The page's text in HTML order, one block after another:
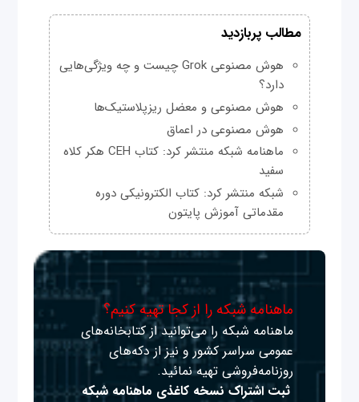
مطالب پربازدید
هوش مصنوعی Grok چیست و چه ویژگی‌هایی
دارد؟
هوش مصنوعی و معضل ریزپلاستیک‌ها
هوش مصنوعی در اعماق
ماهنامه شبکه منتشر کرد: کتاب CEH هکر کلاه
سفید
شبکه منتشر کرد: کتاب الکترونیکی دوره
مقدماتی آموزش پایتون
ماهنامه شبکه را از کجا تهیه کنیم؟
ماهنامه شبکه را می‌توانید از کتابخانه‌های
عمومی سراسر کشور و نیز از دکه‌های
روزنامه‌فروشی تهیه نمائید.
ثبت اشتراک نسخه کاغذی ماهنامه شبکه